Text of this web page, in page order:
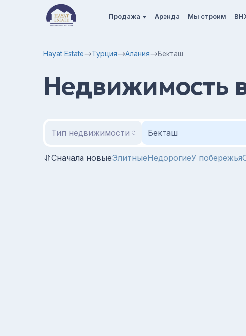
Продажа Аренда Мы строим
Hayat Estate Турция Алания Бекташ
Недвижимость
Тип недвижимости Бекташ
Сначала новыеЭлитныеНедорогиеУ побережья